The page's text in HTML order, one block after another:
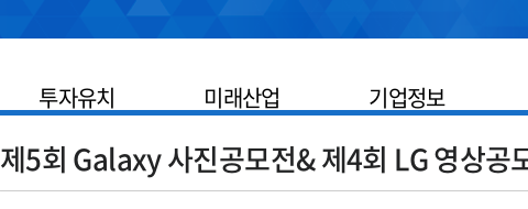
투자유치 미래산업 기업정보
제5회 Galaxy 사진공모전& 제4회 LG 영상공